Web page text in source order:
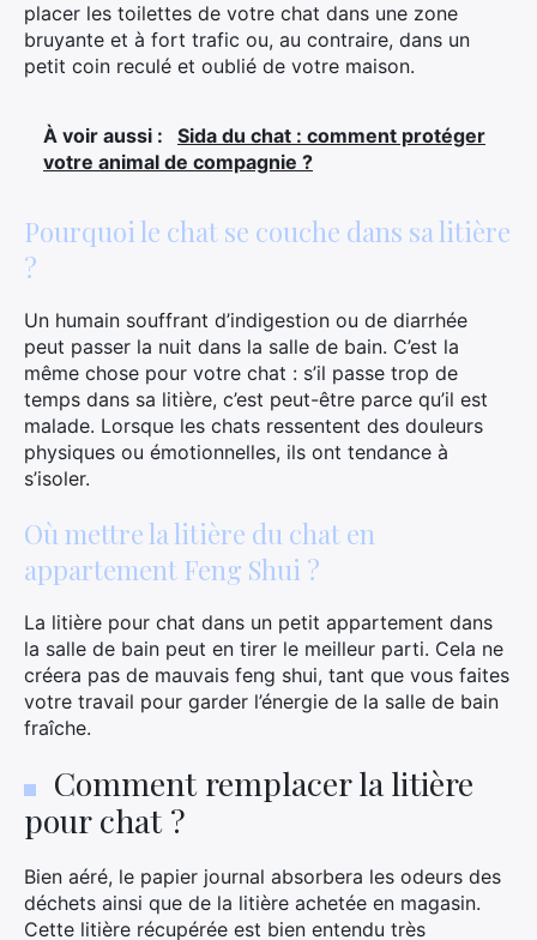
placer les toilettes de votre chat dans une zone
bruyante et à fort trafic ou, au contraire, dans un
petit coin reculé et oublié de votre maison.
À voir aussi :
Sida du chat : comment protéger
votre animal de compagnie ?
Pourquoi le chat se couche dans sa litière
?
Un humain souffrant d’indigestion ou de diarrhée
peut passer la nuit dans la salle de bain. C’est la
même chose pour votre chat : s’il passe trop de
temps dans sa litière, c’est peut-être parce qu’il est
malade. Lorsque les chats ressentent des douleurs
physiques ou émotionnelles, ils ont tendance à
s’isoler.
Où mettre la litière du chat en
appartement Feng Shui ?
La litière pour chat dans un petit appartement dans
la salle de bain peut en tirer le meilleur parti. Cela ne
créera pas de mauvais feng shui, tant que vous faites
votre travail pour garder l’énergie de la salle de bain
fraîche.
Comment remplacer la litière
pour chat ?
Bien aéré, le papier journal absorbera les odeurs des
déchets ainsi que de la litière achetée en magasin.
Cette litière récupérée est bien entendu très